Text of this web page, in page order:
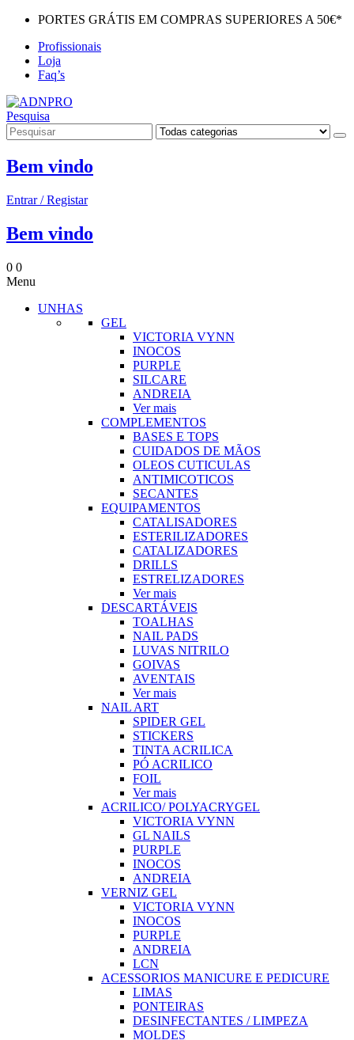
PORTES GRÁTIS EM COMPRAS SUPERIORES A 50€*
Profissionais
Loja
Faq’s
Pesquisa
Bem vindo
Entrar / Registar
Bem vindo
0 0
Menu
UNHAS
GEL
VICTORIA VYNN
INOCOS
PURPLE
SILCARE
ANDREIA
Ver mais
COMPLEMENTOS
BASES E TOPS
CUIDADOS DE MÃOS
OLEOS CUTICULAS
ANTIMICOTICOS
SECANTES
EQUIPAMENTOS
CATALISADORES
ESTERILIZADORES
CATALIZADORES
DRILLS
ESTRELIZADORES
Ver mais
DESCARTÁVEIS
TOALHAS
NAIL PADS
LUVAS NITRILO
GOIVAS
AVENTAIS
Ver mais
NAIL ART
SPIDER GEL
STICKERS
TINTA ACRILICA
PÓ ACRILICO
FOIL
Ver mais
ACRILICO/ POLYACRYGEL
VICTORIA VYNN
GL NAILS
PURPLE
INOCOS
ANDREIA
VERNIZ GEL
VICTORIA VYNN
INOCOS
PURPLE
ANDREIA
LCN
ACESSORIOS MANICURE E PEDICURE
LIMAS
PONTEIRAS
DESINFECTANTES / LIMPEZA
MOLDES